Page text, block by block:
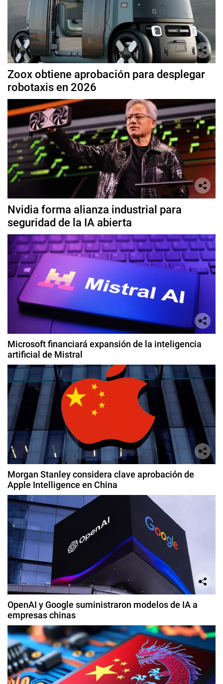
Zoox obtiene aprobación para desplegar
robotaxis en 2026
Nvidia forma alianza industrial para
seguridad de la IA abierta
Microsoft financiará expansión de la inteligencia
artificial de Mistral
Morgan Stanley considera clave aprobación de
Apple Intelligence en China
OpenAI y Google suministraron modelos de IA a
empresas chinas